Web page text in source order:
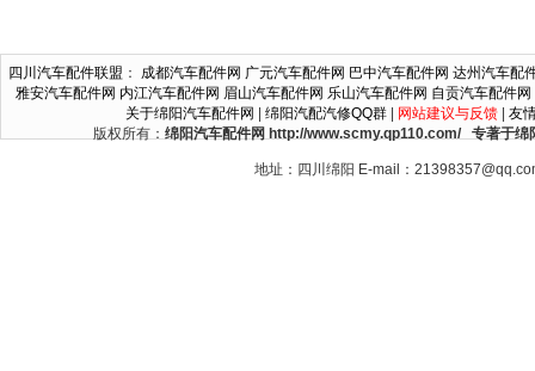
四川汽车配件联盟 ： 成都汽车配件网 广元汽车配件网 巴中汽车配件网 达州汽车配
雅安汽车配件网 内江汽车配件网 眉山汽车配件网 乐山汽车配件网 自贡汽车配件网
关于绵阳汽车配件网
绵阳汽配汽修QQ群| 网站建议与反馈| 友
版权所有： 绵阳汽车配件网 http://www.scmy.qp110.com/ 专著于绵
地址：四川绵阳 E-mail：